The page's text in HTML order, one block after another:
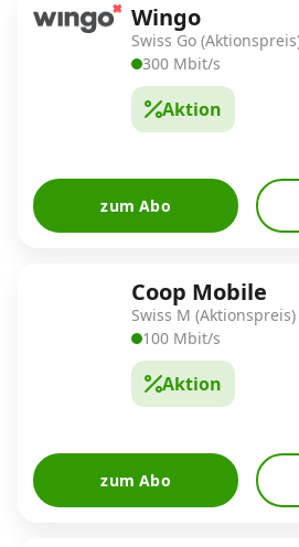
Wingo
Swiss Go
300 Mbit/s
Aktion
zum Abo
Coop Mobile
Swiss M (Aktionspreis)
100 Mbit/s
Aktion
zum Abo